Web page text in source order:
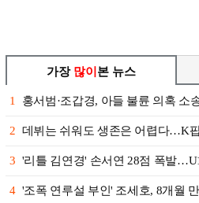
가장 많이 본 뉴스
1 홍서범·조갑경, 아들 불륜 의혹 소
2 데뷔는 쉬워도 생존은 어렵다…K
3 '리틀 김연경' 손서연 28점 폭발
4 '조폭 연루설 부인' 조세호, 8개월